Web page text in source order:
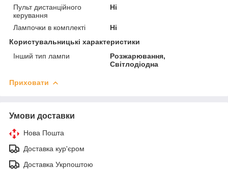
Пульт дистанційного
керування
Ні
Лампочки в комплекті
Ні
Користувальницькі характеристики
Інший тип лампи
Розжарювання,
Світлодіодна
Приховати
Умови доставки
Нова Пошта
Доставка кур'єром
Доставка Укрпоштою